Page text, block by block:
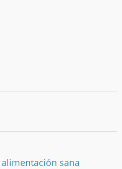
alimentación sana